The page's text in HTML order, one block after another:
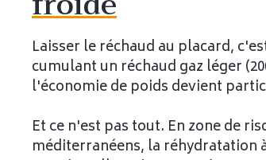
Laisser le réchaud au placard,
cumulant un réchaud gaz léger
l'économie de poids devient
Et ce n'est pas tout. En zone de
méditerranéens, la réhydratation